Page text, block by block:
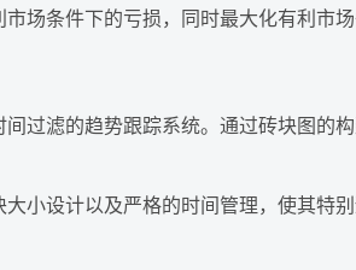
场条件下的亏损，同时最大化有利市场
过滤的趋势跟踪系统。通过砖块图
小设计以及严格的时间管理，使其